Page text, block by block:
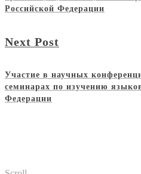
Российской Федерации
Next Post
Участие в научных
семинарах по изучению
Федерации